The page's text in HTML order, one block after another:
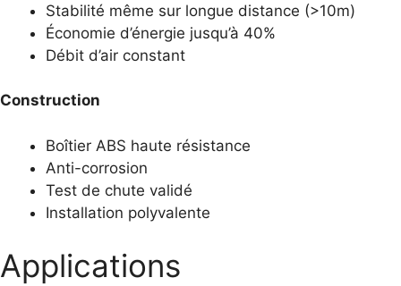
Stabilité même sur longue distance (>10m)
Économie d’énergie jusqu’à 40%
Débit d’air constant
Construction
Boîtier ABS haute résistance
Anti-corrosion
Test de chute validé
Installation polyvalente
Applications